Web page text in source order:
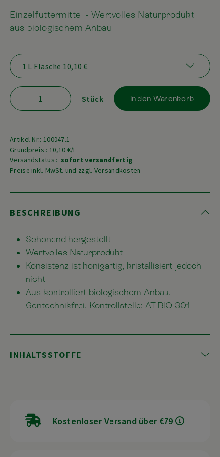
Einzelfuttermittel - Wertvolles Naturprodukt
aus biologischem Anbau
Stück in den Warenkorb
Artikel-Nr.: 100047.1
Grundpreis : 10,10 €/L
Versandstatus : sofort versandfertig
Preise inkl. MwSt. und zzgl. Versandkosten
BESCHREIBUNG
Schonend hergestellt
Wertvolles Naturprodukt
Konsistenz ist honigartig, kristallisiert jedoch
nicht
Aus kontrolliert biologischem Anbau.
Gentechnikfrei. Kontrollstelle: AT-BIO-301
INHALTSSTOFFE
Kostenloser Versand über €79